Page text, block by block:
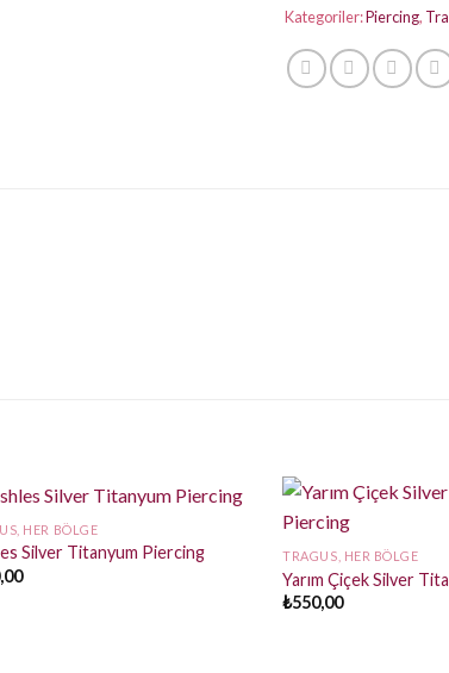
Kategoriler:Piercing,
HER BÖLGE
Silver Titanyum Piercing
TRAGUS, HER BÖLGE
Yarım Çiçek Silver
₺550,00